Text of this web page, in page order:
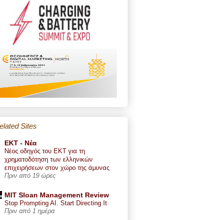
Sites
ΕΚΤ - Nέα
Νέος οδηγός του ΕΚΤ για τη
χρηματοδότηση των ελληνικών
επιχειρήσεων στον χώρο της άμυνας
Πριν από 19 ώρες
MIT Sloan Management Review
Stop Prompting AI. Start Directing It
Πριν από 1 ημέρα